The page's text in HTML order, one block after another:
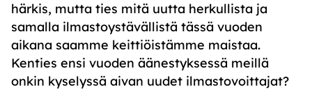
härkis, mutta ties mitä uutta herkullista ja
samalla ilmastoystävällistä tässä vuoden
aikana saamme keittiöistämme maistaa.
Kenties ensi vuoden äänestyksessä meillä
onkin kyselyssä aivan uudet ilmastovoittajat?